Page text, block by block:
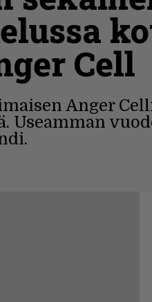
Cell
Anger
Useamman